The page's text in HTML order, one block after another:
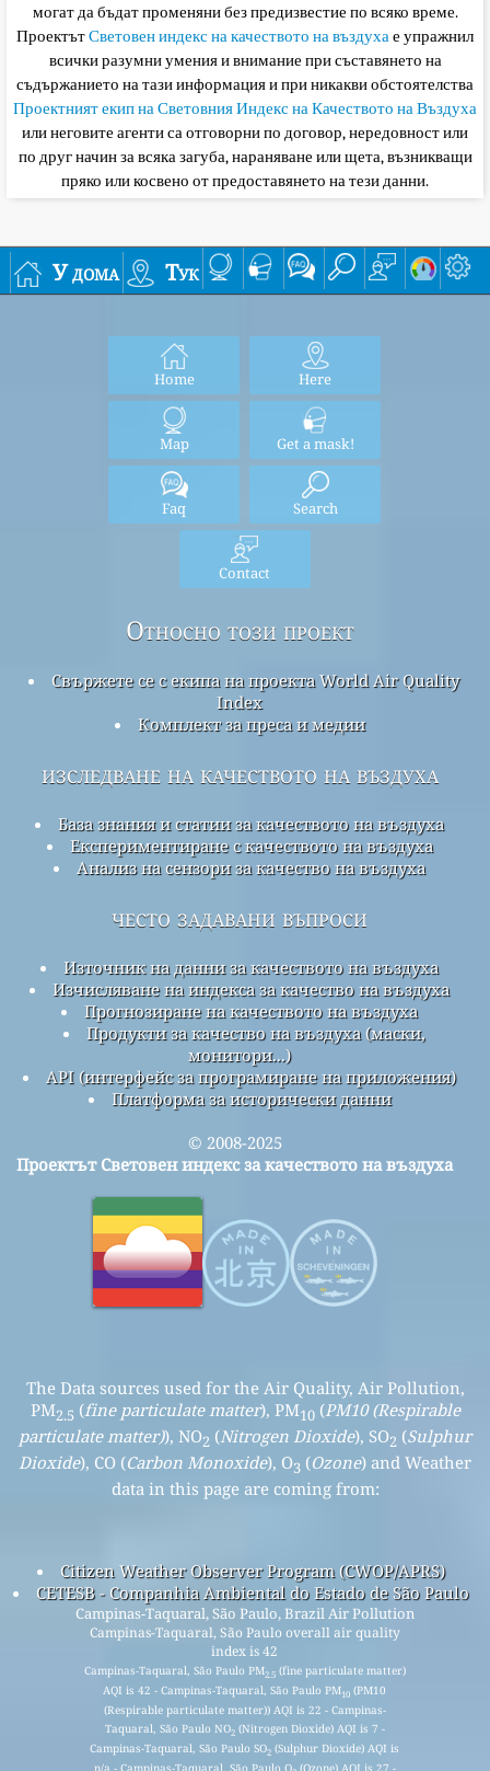
могат да бъдат променяни без предизвестие по всяко време.
ПроектътСветовен индекс на качеството на въздухае упражнил
всички разумни умения и внимание при съставянето на
съдържанието на тази информация и при никакви обстоятелства
Проектният екип на Световния Индекс на Качеството на Въздуха
или неговите агенти са отговорни по договор, нередовност или
по друг начин за всяка загуба, нараняване или щета, възникващи
пряко или косвено от предоставянето на тези данни.
У дома Тук
Home Here
Map Get a mask!
Faq Search
Contact
Относно този проект
Свържете се с екипа на проекта World Air Quality
Index
Комплект за преса и медии
изследване на качеството на въздуха
База знания и статии за качеството на въздуха
Експериментиране с качеството на въздуха
Анализ на сензори за качество на въздуха
често задавани въпроси
Източник на данни за качеството на въздуха
Изчисляване на индекса за качество на въздуха
Прогнозиране на качеството на въздуха
Продукти за качество на въздуха (маски,
монитори...)
API (интерфейс за програмиране на приложения)
Платформа за исторически данни
© 2008-2025
Проектът Световен индекс за качеството на въздуха
The Data sources used for the Air Quality, Air Pollution,
PM2.5 (fine particulate matter), PM10(PM10 (Respirable
particulate matter)), NO2 (Nitrogen Dioxide), SO2 (Sulphur
Dioxide), CO (Carbon Monoxide), O3 (Ozone) and Weather
data in this page are coming from:
Citizen Weather Observer Program (CWOP/APRS)
CETESB - Companhia Ambiental do Estado de São Paulo
Campinas-Taquaral, São Paulo, Brazil Air Pollution
Campinas-Taquaral, São Paulo overall air quality
index is 42
Campinas-Taquaral, São Paulo PM2.5(fine particulate matter)
AQI is 42 - Campinas-Taquaral, São Paulo PM10 (PM10
(Respirable particulate matter)) AQI is 22 - Campinas-
Taquaral, São Paulo NO2(Nitrogen Dioxide) AQI is 7 -
Campinas-Taquaral, São Paulo SO2 (Sulphur Dioxide) AQI is
n/a - Campinas-Taquaral, São Paulo O (Ozone) AQI is 27 -